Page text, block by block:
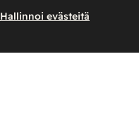
Hallinnoi evästeitä